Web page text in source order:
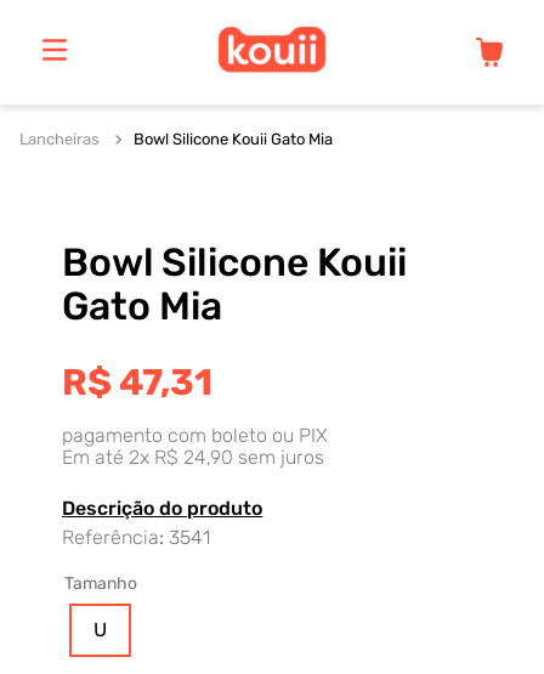
Lancheiras Bowl Silicone Kouii Gato Mia
Bowl Silicone Kouii
Gato Mia
R$47,31
pagamento com boleto ou PIX
Em até 2x R$ 24,90 sem juros
Descrição do produto
Referência: 3541
Tamanho
U